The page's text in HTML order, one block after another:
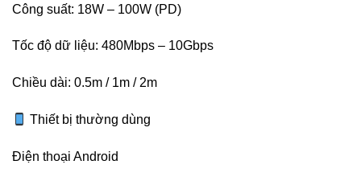
Công suất: 18W – 100W (PD)
Tốc độ dữ liệu: 480Mbps – 10Gbps
Chiều dài: 0.5m / 1m / 2m
Thiết bị thường dùng
Điện thoại Android